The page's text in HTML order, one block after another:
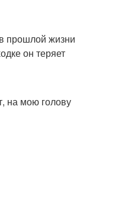
прошлой жизни
он теряет
на мою голову